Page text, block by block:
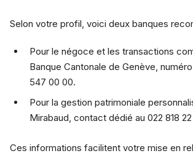
Selon votre profil, voici deux banques
Pour le négoce et les transactions
Banque Cantonale de Genève,
547 00 00.
Pour la gestion patrimoniale
Mirabaud, contact dédié au 022 818 22
Ces informations facilitent votre mise en